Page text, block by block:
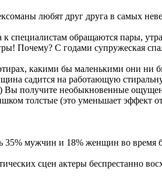
любят друг друга в самых
специалистам обращаются пары,
Почему? С годами супружеская
какими бы маленькими они ни
садится на работающую
Вы получите необыкновенные
толстые (это уменьшает эффект
35% мужчин и 18% женщин во время
сцен актеры беспрестанно